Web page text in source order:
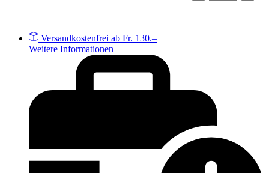
Versandkostenfrei ab Fr. 130.–
Weitere Informationen